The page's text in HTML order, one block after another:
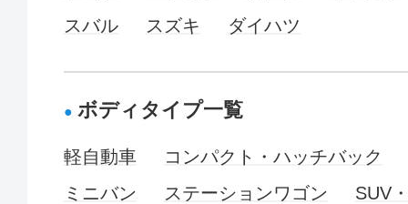
スバル
スズキ ダイハツ
ボディタイプ一覧
軽自動車
コンパクト・ハッチバック
ミニバン
ステーションワゴン
SUV